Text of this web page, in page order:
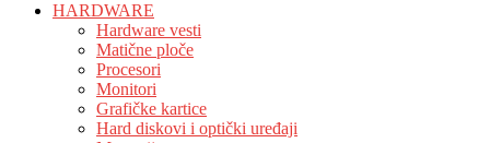
HARDWARE
Hardware vesti
Matične ploče
Procesori
Monitori
Grafičke kartice
Hard diskovi i optički uređaji